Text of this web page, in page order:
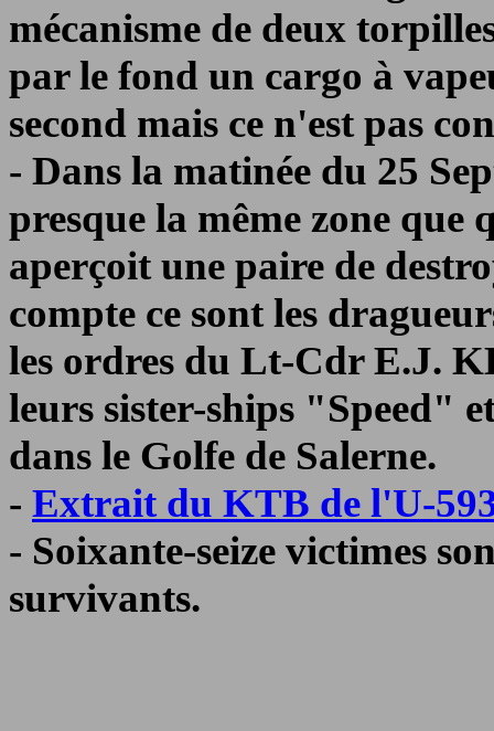
mécanisme de deux
par le fond un cargo à
second mais ce n'est pas
- Dans la matinée du 25
presque la même zone
aperçoit une paire de
compte ce sont les
les ordres du Lt-Cdr E.J.
leurs sister-ships "Speed"
dans le Golfe de Salerne.
- Extrait du KTB de l'U-
- Soixante-seize victimes
survivants.